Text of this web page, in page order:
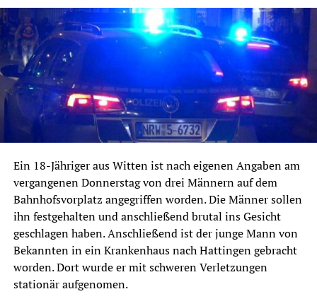
Ein 18-Jähriger aus Witten ist nach eigenen Angaben am
vergangenen Donnerstag von drei Männern auf dem
Bahnhofsvorplatz angegriffen worden. Die Männer sollen
ihn festgehalten und anschließend brutal ins Gesicht
geschlagen haben. Anschließend ist der junge Mann von
Bekannten in ein Krankenhaus nach Hattingen gebracht
worden. Dort wurde er mit schweren Verletzungen
stationär aufgenomen.